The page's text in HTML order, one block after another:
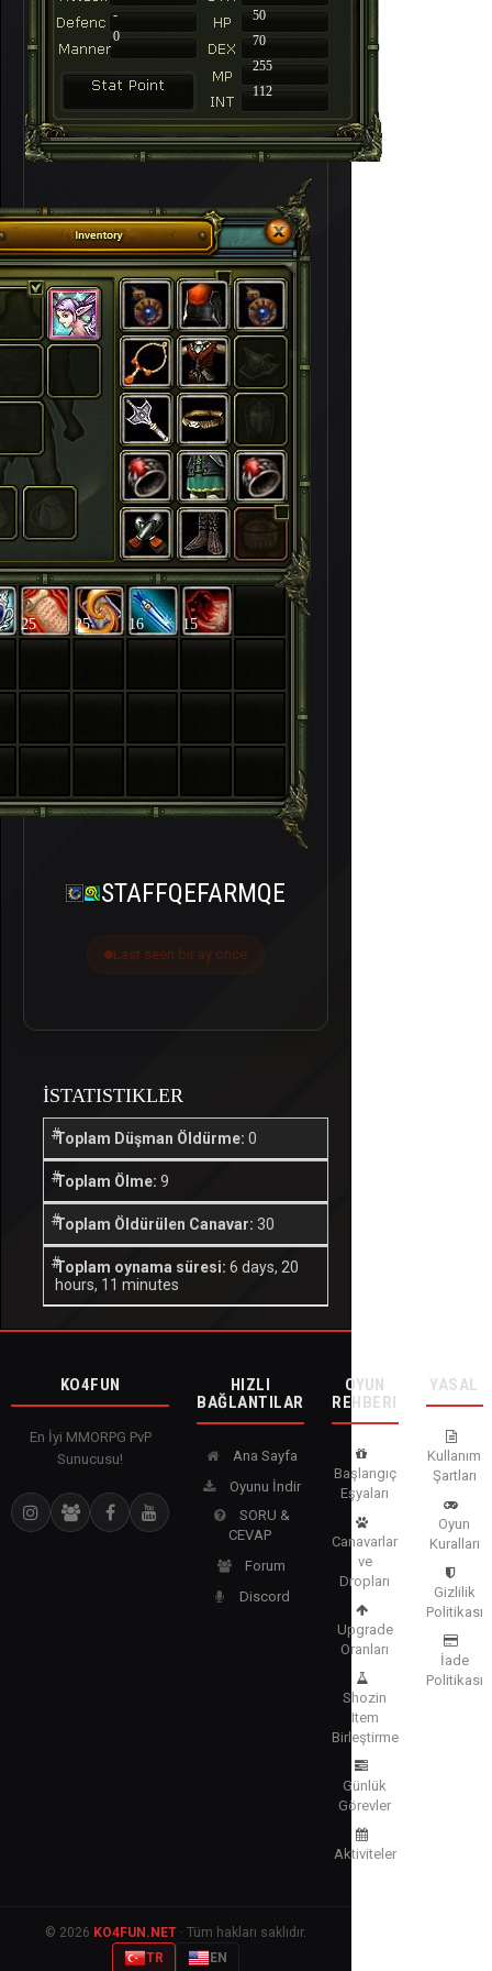
-
50
70
255
112
0
25 25 16 15
STAFFQEFARMQE
Last seen bir ay önce
İSTATISTIKLER
Toplam Düşman Öldürme: 0
Toplam Ölme: 9
Toplam Öldürülen Canavar: 30
Toplam oynama süresi: 6 days, 20
hours, 11 minutes
KO4FUN
En İyi MMORPG PvP
Sunucusu!
HIZLI
BAĞLANTILAR
Ana Sayfa
Oyunu İndir
SORU &
CEVAP
Forum
Discord
OYUN
REHBERI
Başlangıç
Eşyaları
Canavarlar
ve
Dropları
Upgrade
Oranları
Shozin
Item
Birleştirme
Günlük
Görevler
Aktiviteler
YASAL
Kullanım
Şartları
Oyun
Kuralları
Gizlilik
Politikası
İade
Politikası
© 2026 KO4FUN.NET · Tüm hakları saklıdır.
TR
EN